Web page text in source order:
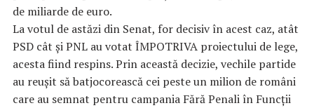
de miliarde de euro.
La votul de astăzi din Senat, for decisiv în acest caz, atât
PSD cât și PNL au votat ÎMPOTRIVA proiectului de lege,
acesta fiind respins. Prin această decizie, vechile partide
au reușit să batjocorească cei peste un milion de români
care au semnat pentru campania Fără Penali în Funcții